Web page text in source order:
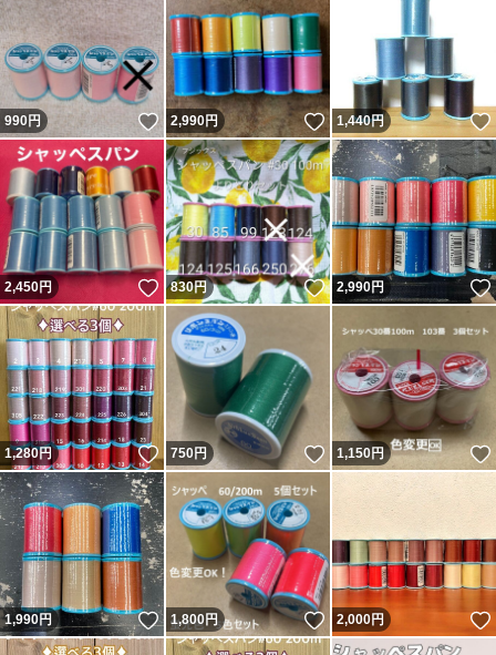
990円 いいね！
2,990円 いいね！
1,440円
2,450円 いいね！
830円 いいね！
2,990円
1,280円 いいね！
750円 いいね！
1,150円
1,990円 いいね！
1,800円 いいね！
2,000円